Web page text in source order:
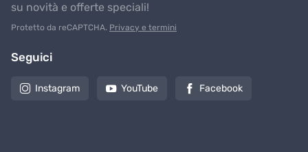
su novità e offerte speciali!
Protetto da reCAPTCHA. Privacy e termini
Seguici
Instagram YouTube Facebook